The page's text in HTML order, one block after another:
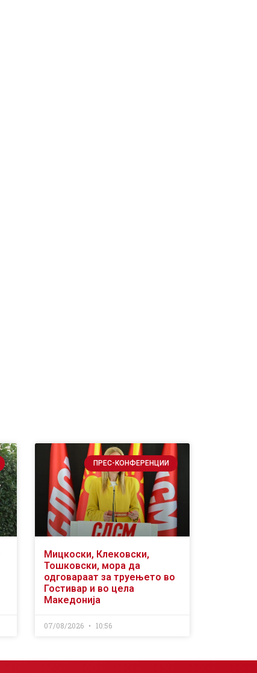
ПРЕС-КОНФЕРЕНЦИИ
Мицкоски, Клековски,
Тошковски, мора да
одговараат за труењето во
Гостивар и во цела
Македонија
07/08/2026 10:56